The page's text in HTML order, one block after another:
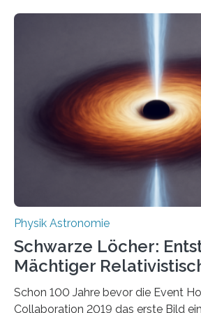
Quantenmotoren voranbringen. Das
Wissenschaftsjournal Science
die Herleitung. (DOI: 10.1126/
Verbrennungsmotoren oder
Wärmekraftmaschinen: Sie wandeln
Energie in mechanische Bewegung
ausgedrückt, Wärme in Bewegung. In
quantenmechanischen
Physik Astronomie
Schwarze Löcher:
Mächtiger
Schon 100 Jahre bevor die Event
Collaboration 2019 das erste Bild